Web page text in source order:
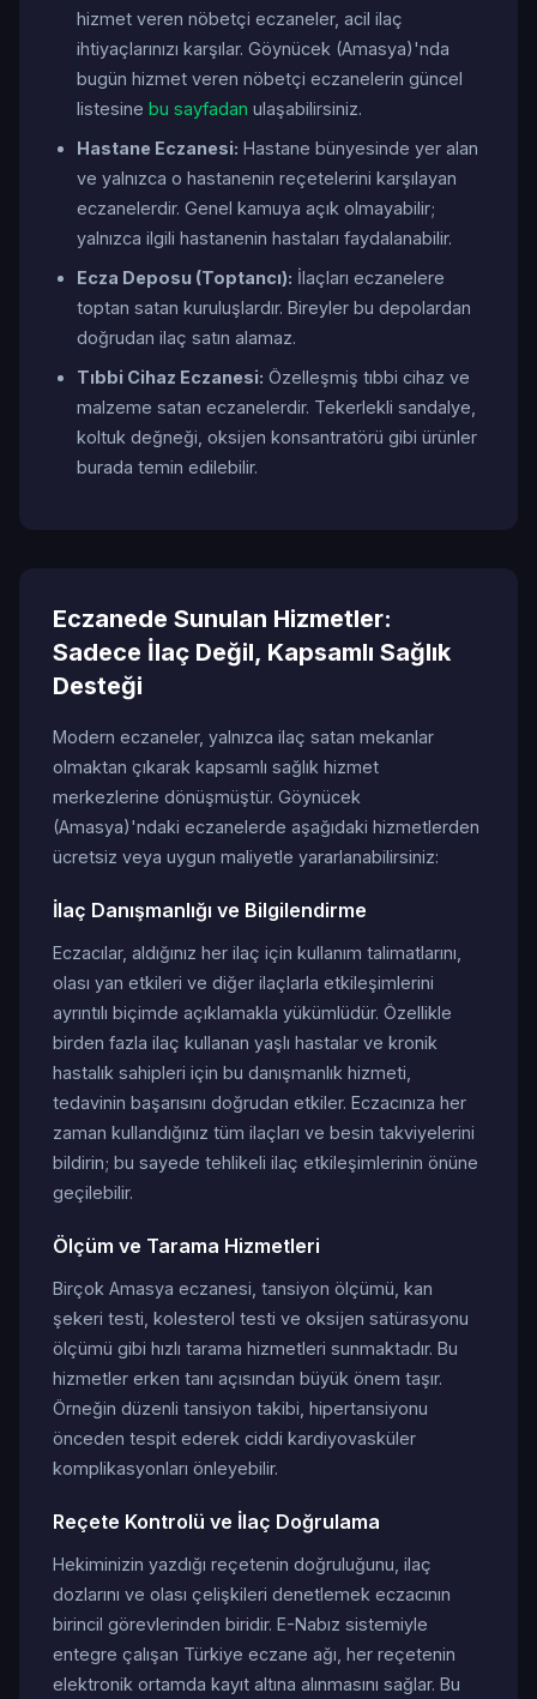
hizmet veren nöbetçi eczaneler, acil ilaç
ihtiyaçlarınızı karşılar. Göynücek (Amasya)'nda
bugün hizmet veren nöbetçi eczanelerin güncel
listesine bu sayfadan ulaşabilirsiniz.
Hastane Eczanesi: Hastane bünyesinde yer alan
ve yalnızca o hastanenin reçetelerini karşılayan
eczanelerdir. Genel kamuya açık olmayabilir;
yalnızca ilgili hastanenin hastaları faydalanabilir.
Ecza Deposu (Toptancı): İlaçları eczanelere
toptan satan kuruluşlardır. Bireyler bu depolardan
doğrudan ilaç satın alamaz.
Tıbbi Cihaz Eczanesi: Özelleşmiş tıbbi cihaz ve
malzeme satan eczanelerdir. Tekerlekli sandalye,
koltuk değneği, oksijen konsantratörü gibi ürünler
burada temin edilebilir.
Eczanede Sunulan Hizmetler:
Sadece İlaç Değil, Kapsamlı Sağlık
Desteği
Modern eczaneler, yalnızca ilaç satan mekanlar
olmaktan çıkarak kapsamlı sağlık hizmet
merkezlerine dönüşmüştür. Göynücek
(Amasya)'ndaki eczanelerde aşağıdaki hizmetlerden
ücretsiz veya uygun maliyetle yararlanabilirsiniz:
İlaç Danışmanlığı ve Bilgilendirme
Eczacılar, aldığınız her ilaç için kullanım talimatlarını,
olası yan etkileri ve diğer ilaçlarla etkileşimlerini
ayrıntılı biçimde açıklamakla yükümlüdür. Özellikle
birden fazla ilaç kullanan yaşlı hastalar ve kronik
hastalık sahipleri için bu danışmanlık hizmeti,
tedavinin başarısını doğrudan etkiler. Eczacınıza her
zaman kullandığınız tüm ilaçları ve besin takviyelerini
bildirin; bu sayede tehlikeli ilaç etkileşimlerinin önüne
geçilebilir.
Ölçüm ve Tarama Hizmetleri
Birçok Amasya eczanesi, tansiyon ölçümü, kan
şekeri testi, kolesterol testi ve oksijen satürasyonu
ölçümü gibi hızlı tarama hizmetleri sunmaktadır. Bu
hizmetler erken tanı açısından büyük önem taşır.
Örneğin düzenli tansiyon takibi, hipertansiyonu
önceden tespit ederek ciddi kardiyovasküler
komplikasyonları önleyebilir.
Reçete Kontrolü ve İlaç Doğrulama
Hekiminizin yazdığı reçetenin doğruluğunu, ilaç
dozlarını ve olası çelişkileri denetlemek eczacının
birincil görevlerinden biridir. E-Nabız sistemiyle
entegre çalışan Türkiye eczane ağı, her reçetenin
elektronik ortamda kayıt altına alınmasını sağlar. Bu